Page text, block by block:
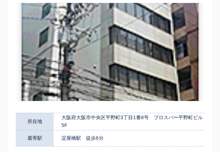
所在地
大阪府大阪市中央区平野町3丁目1番8号 プロスパー平野町ビル
5F
最寄駅 淀屋橋駅 徒歩6分